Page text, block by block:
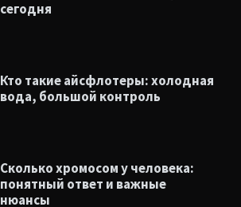
сегодня
Кто такие айсфлотеры: холодная
вода, большой контроль
Сколько хромосом у человека:
понятный ответ и важные
нюансы